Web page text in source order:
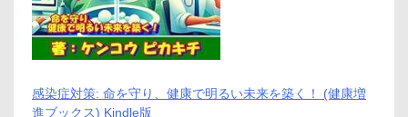
感染症対策: 命を守り、健康で明るい未来を築く！ (健康増
進ブックス) Kindle版